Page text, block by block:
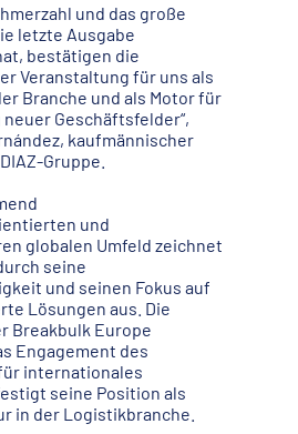
und das große
letzte Ausgabe
bestätigen die
Veranstaltung für uns als
Branche und als Motor für
Geschäftsfelder“,
kaufmännischer
Gruppe.
und
globalen Umfeld zeichnet
seine
und seinen Fokus auf
Lösungen aus. Die
Breakbulk Europe
Engagement des
internationales
seine Position als
in der Logistikbranche.